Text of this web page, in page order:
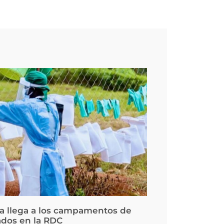
llega a los campamentos de
en la RDC